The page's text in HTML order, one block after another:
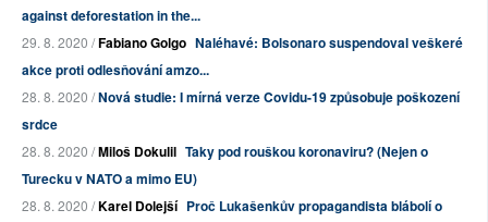
against deforestation in the...
29. 8. 2020 /Fabiano Golgo Naléhavé: Bolsonaro suspendoval veškeré
akce proti odlesňování amzo...
28. 8. 2020 /Nová studie: I mírná verze Covidu-19 způsobuje poškození
srdce
28. 8. 2020 /Miloš Dokulil Taky pod rouškou koronaviru? (Nejen o
Turecku v NATO a mimo EU)
28. 8. 2020 /Karel Dolejší Proč Lukašenkův propagandista blábolí o